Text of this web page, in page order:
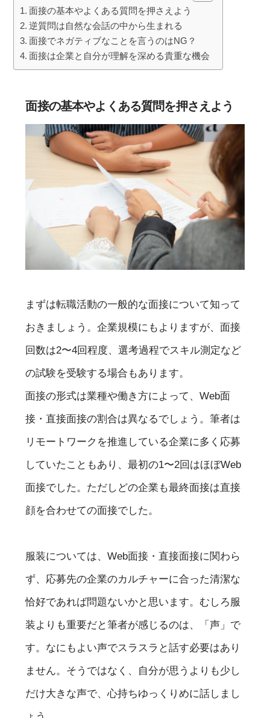
面接の基本やよくある質問を押さえよう
逆質問は自然な会話の中から生まれる
面接でネガティブなことを言うのはNG？
面接は企業と自分が理解を深める貴重な機会
面接の基本やよくある質問を押さえよう
まずは転職活動の一般的な面接について知って
おきましょう。企業規模にもよりますが、面接
回数は2〜4回程度、選考過程でスキル測定など
の試験を受験する場合もあります。
面接の形式は業種や働き方によって、Web面
接・直接面接の割合は異なるでしょう。筆者は
リモートワークを推進している企業に多く応募
していたこともあり、最初の1〜2回はほぼWeb
面接でした。ただしどの企業も最終面接は直接
顔を合わせての面接でした。
服装については、Web面接・直接面接に関わら
ず、応募先の企業のカルチャーに合った清潔な
恰好であれば問題ないかと思います。むしろ服
装よりも重要だと筆者が感じるのは、「声」で
す。なにもよい声でスラスラと話す必要はあり
ません。そうではなく、自分が思うよりも少し
だけ大きな声で、心持ちゆっくりめに話しまし